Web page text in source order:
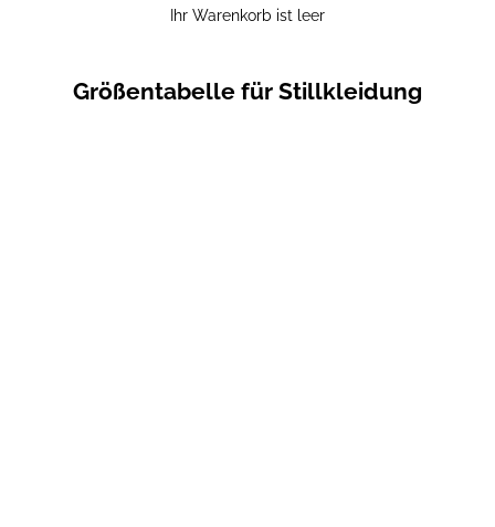
Ihr Warenkorb ist leer
Größentabelle für Stillkleidung